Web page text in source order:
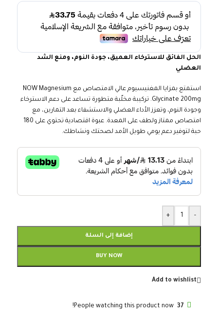
الحل الفائق للاسترخاء العميق، جودة النوم، ومنع الشد
العضلي
استمتع بمزايا المغنيسيوم عالي الامتصاص مع NOW Magnesium
Glycinate 200mg. تركيبة مخلّبة متطورة تساعد على دعم الاسترخاء
وجودة النوم، وتعزز الأداء العضلي والاستشفاء بعد التمارين، مع
امتصاص ممتاز ولطف على المعدة. عبوة اقتصادية تحتوي على 180
حبة لتوفير دعم يومي طويل الأمد لصحتك ونشاطك.
-
+
إضافة إلى السلة
BUY NOW
Add to wishlist
37
People watching this product now!